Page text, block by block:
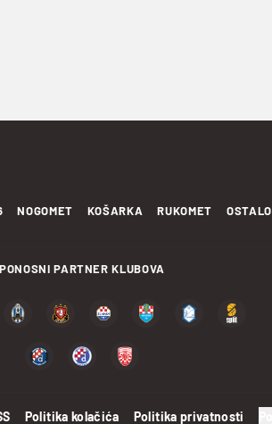
NOGOMET KOŠARKA RUKOMET OSTALO
PONOSNI PARTNER KLUBOVA
Politika kolačića Politika privatnosti